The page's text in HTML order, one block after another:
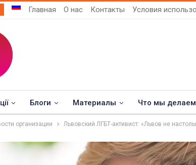
Главная О нас Контакты Условия
Блоги Материалы Что мы делаем
организации Львовский ЛГБТ-активист: «Львов не